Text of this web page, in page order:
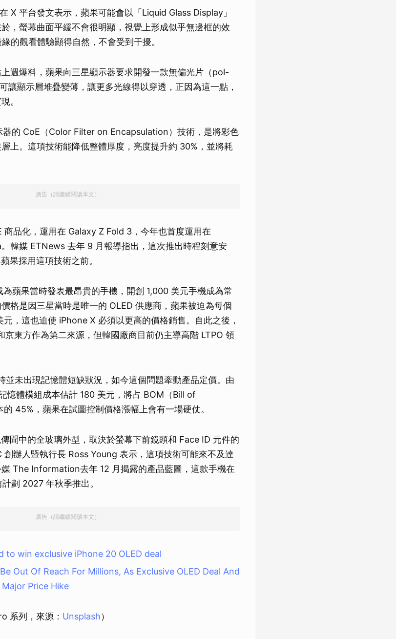
X 平台發文表示，蘋果可能會以「Liquid Glass Display」
，螢幕曲面平緩不會很明顯，視覺上形成似乎無邊框的效
的觀看體驗顯得自然，不會受到干擾。
週爆料，蘋果向三星顯示器要求開發一款無偏光片（pol-
讓顯示層堆疊變薄，讓更多光線得以穿透，正因為這一點，
。
器的 CoE（Color Filter on Encapsulation）技術，是將彩色
上。這項技術能降低整體厚度，亮度提升約 30%，並將耗
廣告（請繼續閱讀本文）
商品化，運用在 Galaxy Z Fold 3，今年也首度運用在
韓媒 ETNews 去年 9 月報導指出，這次推出時程刻意安
果採用這項技術之前。
蘋果當時發表最昂貴的手機，開創 1,000 美元手機成為常
格是因三星當時是唯一的 OLED 供應商，蘋果被迫為每個
，這也迫使 iPhone X 必須以更高的價格銷售。自此之後，
京東方作為第二來源，但韓國廠商目前仍主導高階 LTPO 領
並未出現記憶體短缺狀況，如今這個問題牽動產品定價。由
憶體模組成本估計 180 美元，將占 BOM（Bill of
45%，蘋果在試圖控制價格漲幅上會有一場硬仗。
聞中的全玻璃外型，取決於螢幕下前鏡頭和 Face ID 元件的
創辦人暨執行長 Ross Young 表示，這項技術可能來不及達
The Information去年 12 月揭露的產品藍圖，這款手機在
劃 2027 年秋季推出。
廣告（請繼續閱讀本文）
to win exclusive iPhone 20 OLED deal
Out Of Reach For Millions, As Exclusive OLED Deal And
Price Hike
系列，來源： Unsplash）